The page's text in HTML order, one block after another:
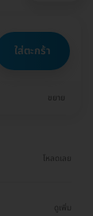
ใส่ตะกร้า
ขยาย
โหลดเลย
ดูเพิ่ม